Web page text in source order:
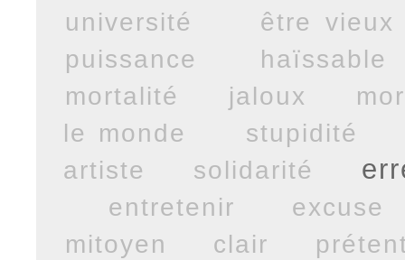
université
être vieux
puissance
haïssable
mortalité
jaloux
le monde
stupidité
artiste
solidarité
entretenir
excuse
mitoyen
clair